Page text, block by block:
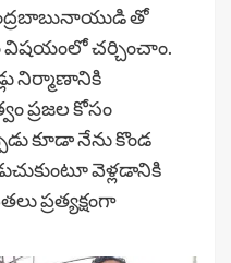
తో
విషయంలో చర్చించాం.
నిర్మాణానికి
ప్రజల కోసం
కూడా నేను కొండ
వెళ్లడానికి
ప్రత్యక్షంగా